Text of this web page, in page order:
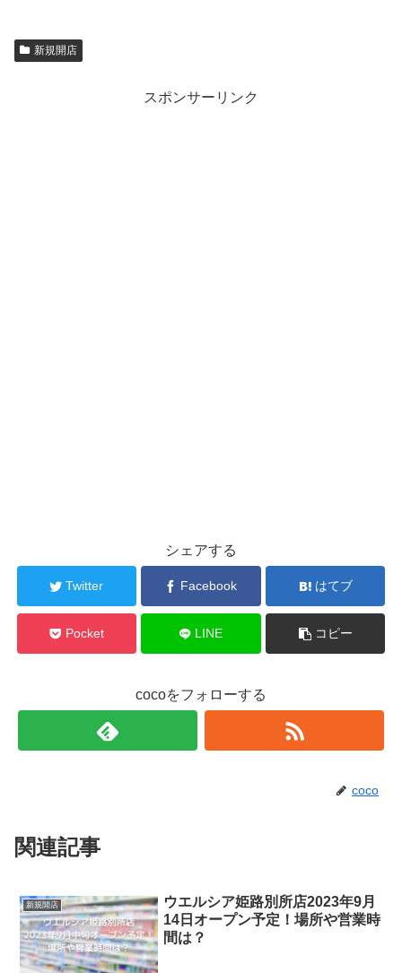
新規開店
スポンサーリンク
シェアする
Twitter Facebook はてブ
Pocket LINE コピー
cocoをフォローする
coco
関連記事
新規開店
ウエルシア姫路別所店2023年9月
14日オープン予定！場所や営業時
間は？